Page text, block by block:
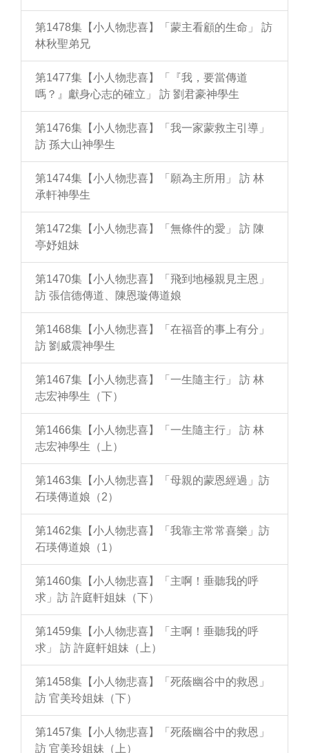
第1478集【小人物悲喜】「蒙主看顧的生命」 訪
林秋聖弟兄
第1477集【小人物悲喜】「『我，要當傳道
嗎？』獻身心志的確立」 訪 劉君豪神學生
第1476集【小人物悲喜】「我一家蒙救主引導」
訪 孫大山神學生
第1474集【小人物悲喜】「願為主所用」 訪 林
承軒神學生
第1472集【小人物悲喜】「無條件的愛」 訪 陳
亭妤姐妹
第1470集【小人物悲喜】「飛到地極親見主恩」
訪 張信德傳道、陳恩璇傳道娘
第1468集【小人物悲喜】「在福音的事上有分」
訪 劉威震神學生
第1467集【小人物悲喜】「一生隨主行」 訪 林
志宏神學生（下）
第1466集【小人物悲喜】「一生隨主行」 訪 林
志宏神學生（上）
第1463集【小人物悲喜】「母親的蒙恩經過」訪
石瑛傳道娘（2）
第1462集【小人物悲喜】「我靠主常常喜樂」訪
石瑛傳道娘（1）
第1460集【小人物悲喜】「主啊！垂聽我的呼
求」訪 許庭軒姐妹（下）
第1459集【小人物悲喜】「主啊！垂聽我的呼
求」 訪 許庭軒姐妹（上）
第1458集【小人物悲喜】「死蔭幽谷中的救恩」
訪 官美玲姐妹（下）
第1457集【小人物悲喜】「死蔭幽谷中的救恩」
訪 官美玲姐妹（上）